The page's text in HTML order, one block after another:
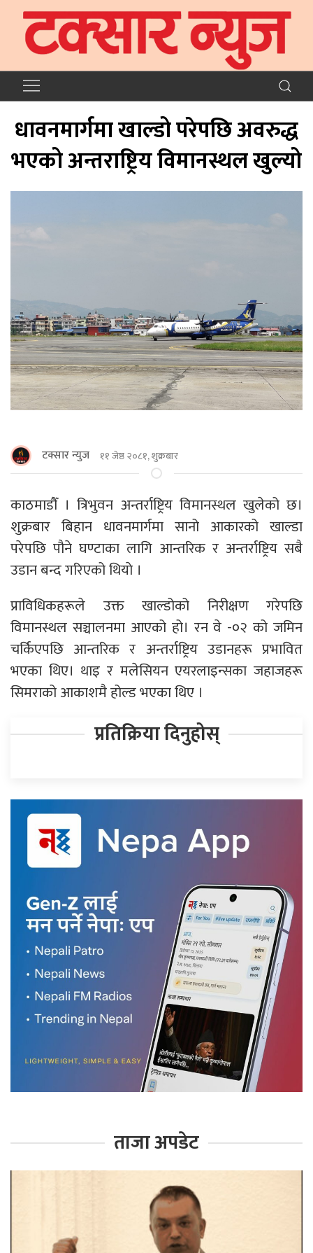
धावनमार्गमा खाल्डो परेपछि अवरुद्ध
भएको अन्तराष्ट्रिय विमानस्थल खुल्यो
टक्सार न्युज ११ जेष्ठ २०८१, शुक्रबार
काठमाडौँ । त्रिभुवन अन्तर्राष्ट्रिय विमानस्थल खुलेको छ।
शुक्रबार बिहान धावनमार्गमा सानो आकारको खाल्डा
परेपछि पौने घण्टाका लागि आन्तरिक र अन्तर्राष्ट्रिय सबै
उडान बन्द गरिएको थियाे ।
प्राविधिकहरूले उक्त खाल्डोको निरीक्षण गरेपछि
विमानस्थल सञ्चालनमा आएको हो। रन वे -०२ को जमिन
चर्किएपछि आन्तरिक र अन्तर्राष्ट्रिय उडानहरू प्रभावित
भएका थिए। थाइ र मलेसियन एयरलाइन्सका जहाजहरू
सिमराको आकाशमै होल्ड भएका थिए ।
प्रतिक्रिया दिनुहोस्
ताजा अपडेट